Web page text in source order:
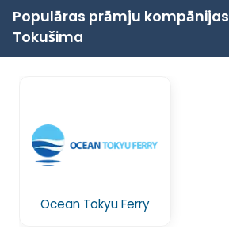
Populāras prāmju kompānijas
Tokušima
Ocean Tokyu Ferry